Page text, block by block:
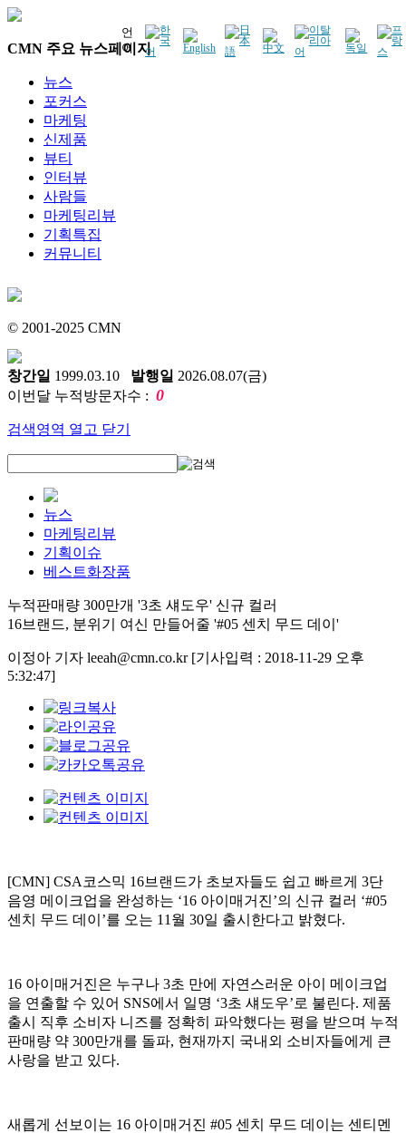
언
어
CMN 주요 뉴스페이지
뉴스
포커스
마케팅
신제품
뷰티
인터뷰
사람들
마케팅리뷰
기획특집
커뮤니티
© 2001-2025 CMN
창간일 1999.03.10 발행일 2026.08.07(금)
이번달 누적방문자수 : 0
검색영역 열고 닫기
뉴스
마케팅리뷰
기획이슈
베스트화장품
누적판매량 300만개 '3초 섀도우' 신규 컬러
16브랜드, 분위기 여신 만들어줄 '#05 센치 무드 데이'
이정아 기자 leeah@cmn.co.kr [기사입력 : 2018-11-29 오후
5:32:47]
[CMN] CSA코스믹 16브랜드가 초보자들도 쉽고 빠르게 3단
음영 메이크업을 완성하는 ‘16 아이매거진’의 신규 컬러 ‘#05
센치 무드 데이’를 오는 11월 30일 출시한다고 밝혔다.
16 아이매거진은 누구나 3초 만에 자연스러운 아이 메이크업
을 연출할 수 있어 SNS에서 일명 ‘3초 섀도우’로 불린다. 제품
출시 직후 소비자 니즈를 정확히 파악했다는 평을 받으며 누적
판매량 약 300만개를 돌파, 현재까지 국내외 소비자들에게 큰
사랑을 받고 있다.
새롭게 선보이는 16 아이매거진 #05 센치 무드 데이는 센티멘